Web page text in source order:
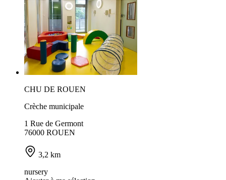
CHU DE ROUEN
Crèche municipale
1 Rue de Germont
76000 ROUEN
3,2 km
nursery